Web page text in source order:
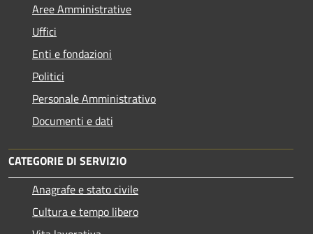
Aree Amministrative
Uffici
Enti e fondazioni
Politici
Personale Amministrativo
Documenti e dati
CATEGORIE DI SERVIZIO
Anagrafe e stato civile
Cultura e tempo libero